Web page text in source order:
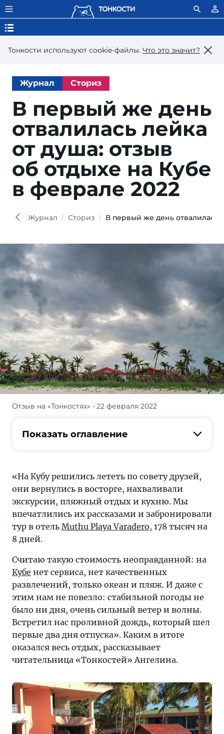
Тонкости используют сookie-файлы. Что это значит?
Журнал Сториз
В первый же день
отвалилась лейка
от душа: отзыв
об отдыхе на Кубе
в феврале 2022
Журнал Сториз В первый же день отвалилась
На
решились
друзей,
вернулись
восторге,
нахваливали
экскурсии,
пляжный
отдых
и
кухню.
Мы
впечатлились
их
рассказами
Отзыв на «Тонкостях» • 22 февраля 2022
Показать оглавление
«На Кубу решились лететь по совету друзей,
они вернулись в восторге, нахваливали
экскурсии, пляжный отдых и кухню. Мы
впечатлились их рассказами и забронировали
тур в отель Muthu Playa Varadero, 178 тысяч на
8 дней.
Считаю такую стоимость неоправданной: на
Кубе нет сервиса, нет качественных
развлечений, только океан и пляж. И даже с
этим нам не повезло: стабильной погоды не
было ни дня, очень сильный ветер и волны.
Встретил нас проливной дождь, который шел
первые два дня отпуска». Каким в итоге
оказался весь отдых, рассказывает
читательница «Тонкостей» Ангелина.